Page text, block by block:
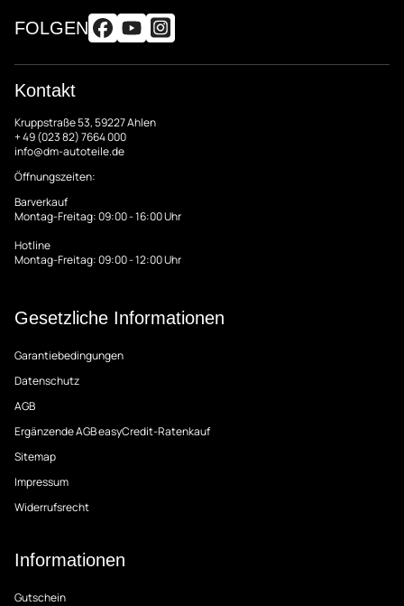
FOLGEN
Kontakt
Kruppstraße 53, 59227 Ahlen
+ 49 (023 82) 7664 000
info@dm-autoteile.de
Öffnungszeiten:
Barverkauf
Montag-Freitag: 09:00 - 16:00 Uhr
Hotline
Montag-Freitag: 09:00 - 12:00 Uhr
Gesetzliche Informationen
Garantiebedingungen
Datenschutz
AGB
Ergänzende AGB easyCredit-Ratenkauf
Sitemap
Impressum
Widerrufsrecht
Informationen
Gutschein